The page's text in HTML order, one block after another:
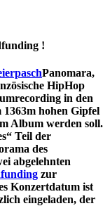
!
Panomara,
HipHop
in den
1363m hohen Gipfel
Album werden soll.
Teil der
des
abgelehnten
zur
Konzertdatum ist
eingeladen, der